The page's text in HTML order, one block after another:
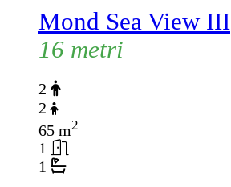
Mond Sea View III
16 metri
2
2
65 m2
1
1